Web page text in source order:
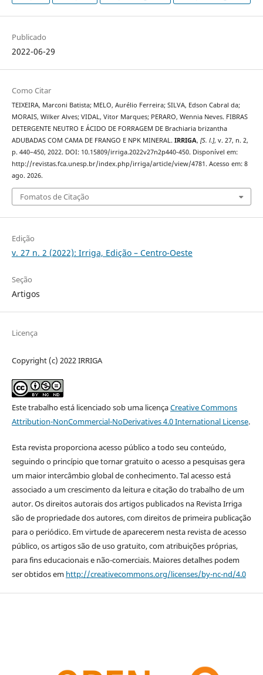
Publicado
2022-06-29
Como Citar
TEIXEIRA, Marconi Batista; MELO, Aurélio Ferreira; SILVA, Edson Cabral da;
MORAIS, Wilker Alves; VIDAL, Vitor Marques; PERARO, Wennia Neves. FIBRAS
DETERGENTE NEUTRO E ÁCIDO DE FORRAGEM DE Brachiaria brizantha
ADUBADAS COM CAMA DE FRANGO E NPK MINERAL. IRRIGA, [S. l.], v. 27, n. 2,
p. 440–450, 2022. DOI: 10.15809/irriga.2022v27n2p440-450. Disponível em:
http://revistas.fca.unesp.br/index.php/irriga/article/view/4781. Acesso em: 8
ago. 2026.
Fomatos de Citação
Edição
v. 27 n. 2 (2022): Irriga, Edição – Centro-Oeste
Seção
Artigos
Licença
Copyright (c) 2022 IRRIGA
Este trabalho está licenciado sob uma licençaCreative Commons
Attribution-NonCommercial-NoDerivatives 4.0 International License.
Esta revista proporciona acesso público a todo seu conteúdo,
seguindo o princípio que tornar gratuito o acesso a pesquisas gera
um maior intercâmbio global de conhecimento. Tal acesso está
associado a um crescimento da leitura e citação do trabalho de um
autor. Os direitos autorais dos artigos publicados na Revista Irriga
são de propriedade dos autores, com direitos de primeira publicação
para o periódico. Em virtude de aparecerem nesta revista de acesso
público, os artigos são de uso gratuito, com atribuições próprias,
para fins educacionais e não-comerciais. Maiores detalhes podem
ser obtidos em http://creativecommons.org/licenses/by-nc-nd/4.0